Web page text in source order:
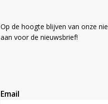
Op de hoogte blijven van onze
aan voor de nieuwsbrief!
Email